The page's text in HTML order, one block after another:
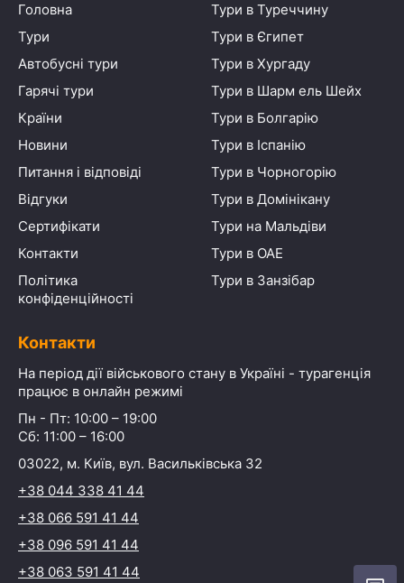
Головна
Тури
Автобусні тури
Гарячі тури
Країни
Новини
Питання і відповіді
Відгуки
Сертифікати
Контакти
Політика
конфіденційності
Тури в Туреччину
Тури в Єгипет
Тури в Хургаду
Тури в Шарм ель Шейх
Тури в Болгарію
Тури в Іспанію
Тури в Чорногорію
Тури в Домінікану
Тури на Мальдіви
Тури в ОАЕ
Тури в Занзібар
Контакти
На період дії військового стану в Україні - турагенція
працює в онлайн режимі
Пн - Пт: 10:00 – 19:00
Сб: 11:00 – 16:00
03022, м. Київ, вул. Васильківська 32
+38 044 338 41 44
+38 066 591 41 44
+38 096 591 41 44
+38 063 591 41 44